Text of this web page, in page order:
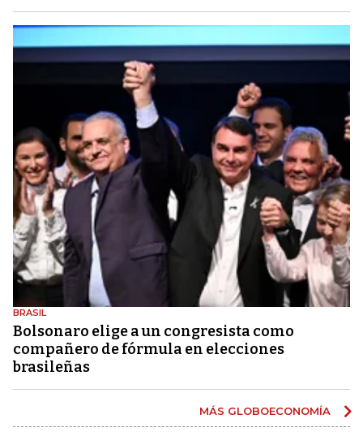
BRASIL
Bolsonaro elige a un congresista como
compañero de fórmula en elecciones
brasileñas
MÁS GLOBOECONOMÍA